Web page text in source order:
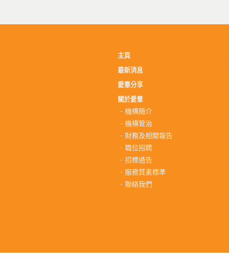
主頁
最新消息
愛羣分享
關於愛羣
機構簡介
機構管治
財務及相關報告
職位招聘
招標通告
服務質素標準
聯絡我們